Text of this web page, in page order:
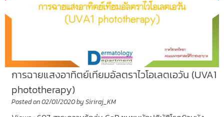
การฉายแสงอาทิตย์เทียมอัลตราไวโอเลตเอวัน (UVA1
phototherapy)
Posted on02/01/2020by Siriraj_KM